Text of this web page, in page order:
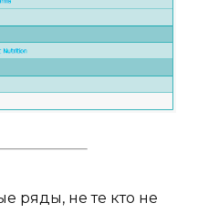
ряды, не те кто не